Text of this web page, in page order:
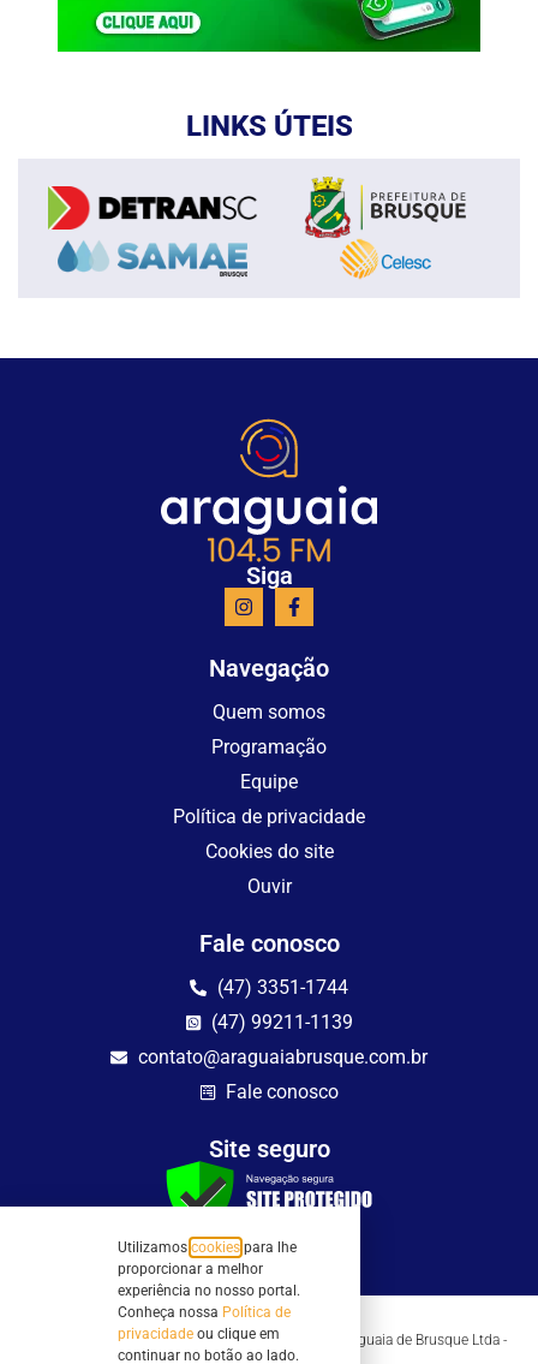
LINKS ÚTEIS
Siga
Navegação
Quem somos
Programação
Equipe
Política de privacidade
Cookies do site
Ouvir
Fale conosco
(47) 3351-1744
(47) 99211-1139
contato@araguaiabrusque.com.br
Fale conosco
Site seguro
Todos os direitos reservados - Sociedade Rádio Araguaia de Brusque Ltda -
CNPJ 82.983.230/0001-82
Utilizamos cookies para lhe
proporcionar a melhor
experiência no nosso portal.
Conheça nossa Política de
privacidade ou clique em
continuar no botão ao lado.